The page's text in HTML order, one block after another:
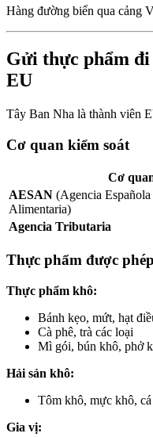
Hàng đường biển qua cảng
Gửi thực phẩm
EU
Tây Ban Nha là thành viên
Cơ quan kiểm soát
Cơ
AESAN (Agencia Española
Alimentaria)
Agencia Tributaria
Thực phẩm được
Thực phẩm khô:
Bánh kẹo, mứt, hạt
Cà phê, trà các loại
Mì gói, bún khô, phở
Hải sản khô:
Tôm khô, mực khô,
Gia vị: